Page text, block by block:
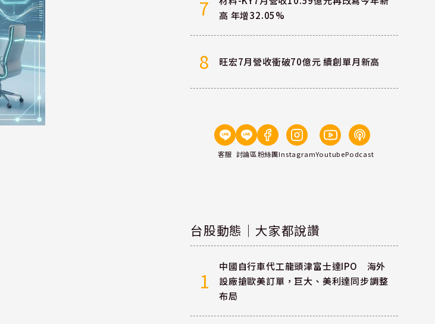
7
高 年增32.05%
8 旺宏7月營收衝破70億元 續創單月新高
客服 討論區粉絲團InstagramYoutubePodcast
台股動態｜大家都說讚
1
中國自行車代工龍頭津富士達IPO 海外
設廠搶歐美訂單，巨大、美利達同步調整
布局